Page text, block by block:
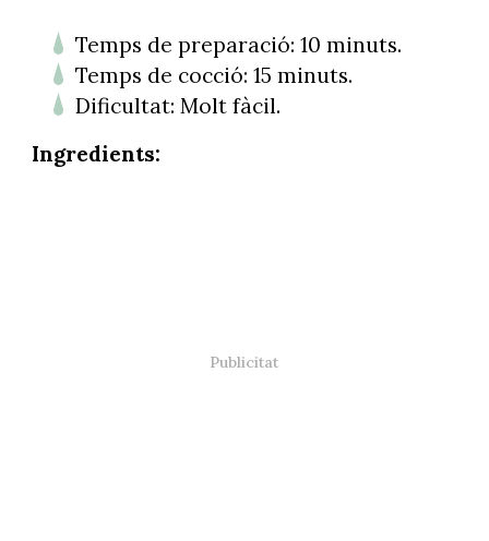
Temps de preparació: 10 minuts.
Temps de cocció: 15 minuts.
Dificultat: Molt fàcil.
Ingredients: